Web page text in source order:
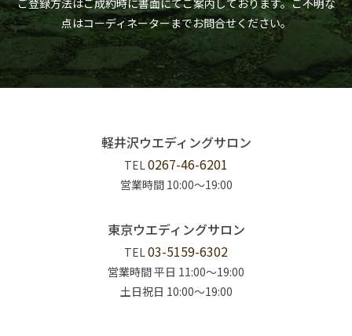
ご登録方法はご成約時に書面にてご案内しております。ご不明な
点はコーディネーターまでお問合せください。
軽井沢ウエディングサロン
TEL0267-46-6201
営業時間 10:00〜19:00
東京ウエディングサロン
TEL03-5159-6302
営業時間 平日 11:00〜19:00
土日祝日 10:00〜19:00